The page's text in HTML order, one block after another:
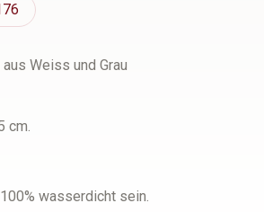
Weiss und Grau
cm.
wasserdicht sein.